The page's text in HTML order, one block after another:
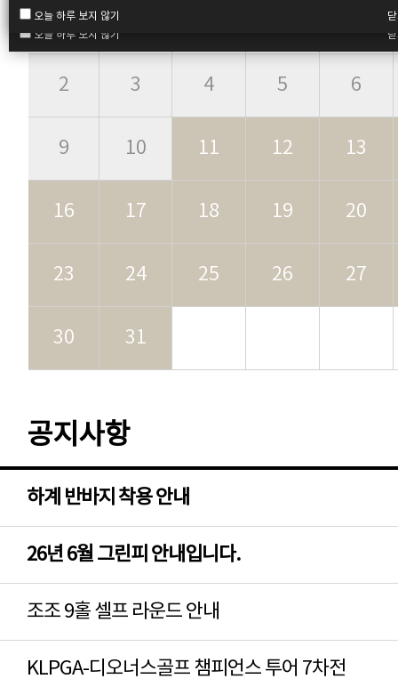
오늘 하루 보지 않기
오늘 하루 보지 않기
2 3 4 5 6
9 10 11 12 13
16 17 18 19 20
23 24 25 26 27
30 31
공지사항
하계 반바지 착용 안내
26년 6월 그린피 안내입니다.
조조 9홀 셀프 라운드 안내
KLPGA-디오너스골프 챔피언스 투어 7차전
오늘 하루 보지 않기